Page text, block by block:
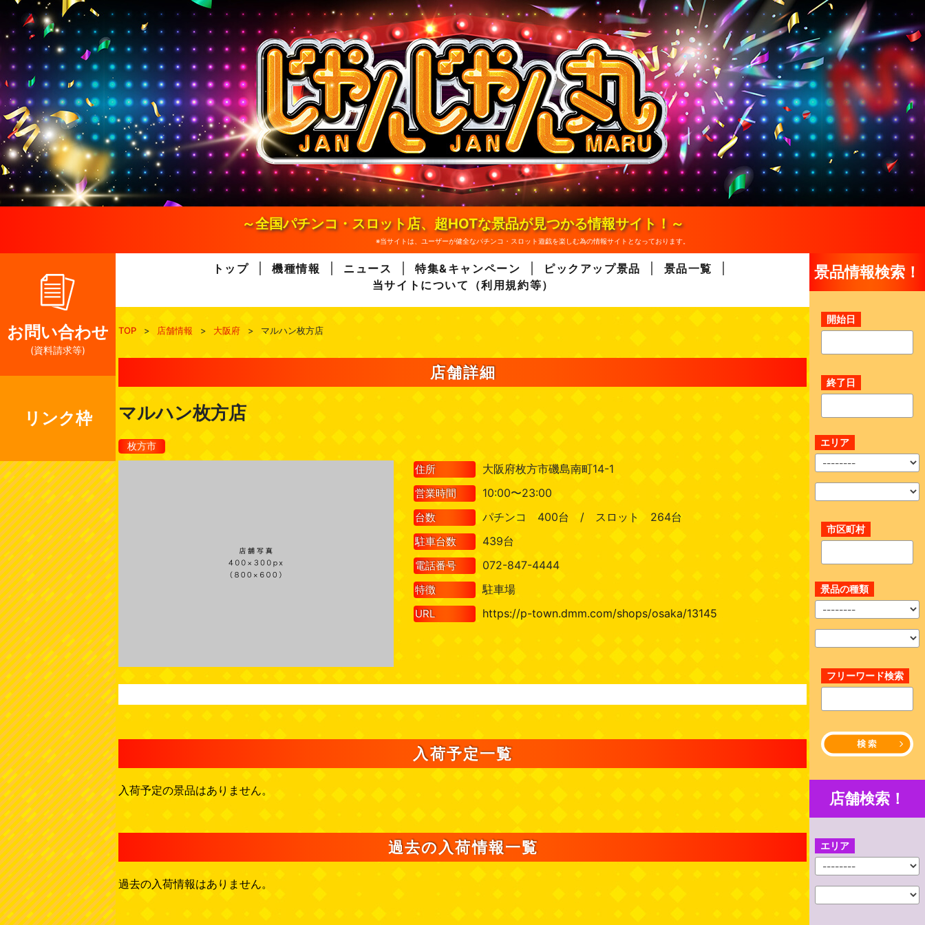
n
e
n
～全国パチンコ・スロット店、超HOTな景品が見つかる情報サイト！～
※当サイトは、ユーザーが健全なパチンコ・スロット遊戯を楽しむ為の情報サイトとなっております。
お問い合わせ
(資料請求等)
リンク枠
トップ 機種情報 ニュース 特集&キャンペーン ピックアップ景品
景品一覧
当サイトについて（利用規約等）
TOP > 店舗情報 > 大阪府 > マルハン枚方店
店舗詳細
マルハン枚方店
枚方市
住所 大阪府枚方市磯島南町14-1
営業時間 10:00〜23:00
台数 パチンコ 400台 / スロット 264台
駐車台数 439台
電話番号 072-847-4444
特徴 駐車場
URL https://p-town.dmm.com/shops/osaka/13145
入荷予定一覧
入荷予定の景品はありません。
過去の入荷情報一覧
過去の入荷情報はありません。
景品情報検索！
開始日
終了日
エリア
市区町村
景品の種類
フリーワード検索
店舗検索！
エリア